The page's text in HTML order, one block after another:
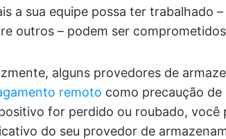
a sua equipe possa ter trabalhado
outros – podem ser
alguns provedores de
remoto como precaução de
for perdido ou roubado, você
do seu provedor de